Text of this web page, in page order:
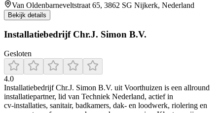
Van Oldenbarneveltstraat 65, 3862 SG Nijkerk, Nederland
Bekijk details
Installatiebedrijf Chr.J. Simon B.V.
Gesloten
4.0
Installatiebedrijf Chr.J. Simon B.V. uit Voorthuizen is een allround
installatiepartner, lid van Techniek Nederland, actief in
cv‑installaties, sanitair, badkamers, dak‑ en loodwerk, riolering en